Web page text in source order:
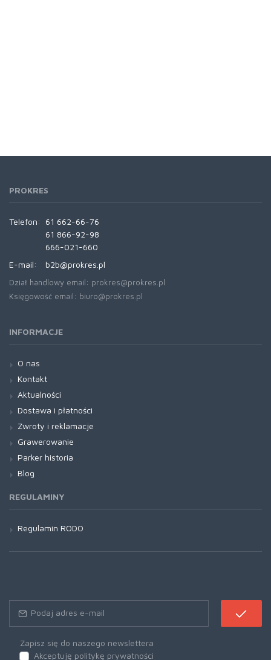
PROKRES
Telefon:
61 662-66-76
61 866-92-98
666-021-660
E-mail:
b2b@prokres.pl
Dział handlowy email: prokres@prokres.pl
Księgowość email: biuro@prokres.pl
INFORMACJE
O nas
Kontakt
Aktualności
Dostawa i płatności
Zwroty i reklamacje
Grawerowanie
Parker historia
Blog
REGULAMINY
Regulamin RODO
Zapisz się do naszego newslettera
Akceptuję politykę prywatności